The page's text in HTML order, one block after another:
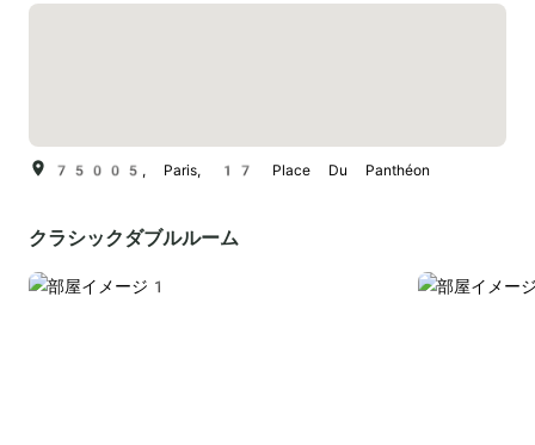
75005, Paris, 17 Place Du Panthéon
クラシックダブルルーム